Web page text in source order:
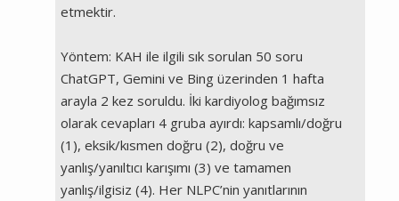
etmektir.
Yöntem: KAH ile ilgili sık sorulan 50 soru
ChatGPT, Gemini ve Bing üzerinden 1 hafta
arayla 2 kez soruldu. İki kardiyolog bağımsız
olarak cevapları 4 gruba ayırdı: kapsamlı/doğru
(1), eksik/kısmen doğru (2), doğru ve
yanlış/yanıltıcı karışımı (3) ve tamamen
yanlış/ilgisiz (4). Her NLPC’nin yanıtlarının